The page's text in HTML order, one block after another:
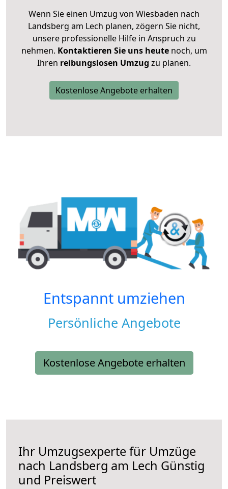
Wenn Sie einen Umzug von Wiesbaden nach
Landsberg am Lech planen, zögern Sie nicht,
unsere professionelle Hilfe in Anspruch zu
nehmen. Kontaktieren Sie uns heutenoch, um
Ihren reibungslosen Umzug zu planen.
Kostenlose Angebote erhalten
Entspannt umziehen
Persönliche Angebote
Kostenlose Angebote erhalten
Ihr Umzugsexperte für Umzüge
nach Landsberg am Lech Günstig
und Preiswert